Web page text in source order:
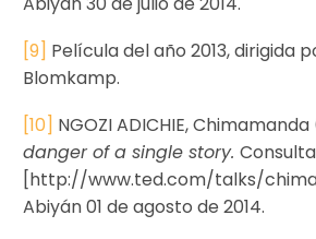
[9] Película del año 2013, dirigida
Blomkamp.
[10] NGOZI ADICHIE,
danger of a single story.
[http://www.ted.com/talks/
Abiyán 01 de agosto de 2014.